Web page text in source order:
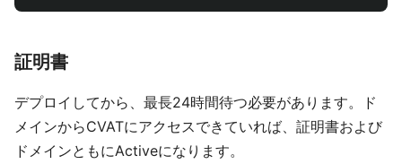
証明書
デプロイしてから、最長24時間待つ必要があります。ド
メインからCVATにアクセスできていれば、証明書および
ドメインともにActiveになります。